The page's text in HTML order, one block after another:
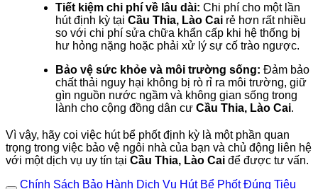
Tiết kiệm chi phí về lâu dài: Chi phí cho một lần
hút định kỳ tại Cầu Thia, Lào Cai rẻ hơn rất nhiều
so với chi phí sửa chữa khẩn cấp khi hệ thống bị
hư hỏng nặng hoặc phải xử lý sự cố trào ngược.
Bảo vệ sức khỏe và môi trường sống: Đảm bảo
chất thải nguy hại không bị rò rỉ ra môi trường, giữ
gìn nguồn nước ngầm và không gian sống trong
lành cho cộng đồng dân cư Cầu Thia, Lào Cai.
Vì vậy, hãy coi việc hút bể phốt định kỳ là một phần quan
trọng trong việc bảo vệ ngôi nhà của bạn và chủ động liên hệ
với một dịch vụ uy tín tại Cầu Thia, Lào Cai để được tư vấn.
Chính Sách Bảo Hành Dịch Vụ Hút Bể Phốt Đúng Tiêu